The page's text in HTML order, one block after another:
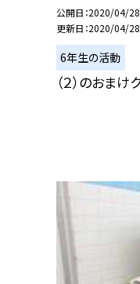
公開日 2020/04/28
更新日 2020/04/28
6年生の活動
（２）のおまけ